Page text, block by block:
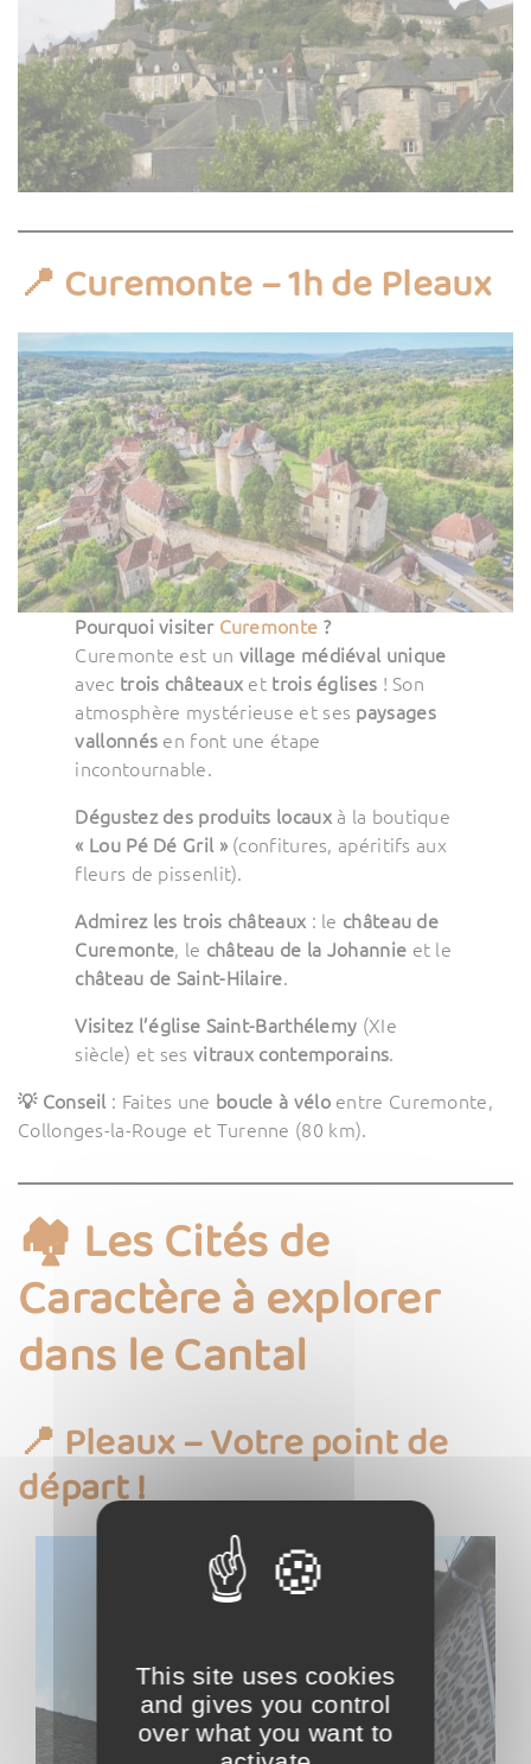
📍 Curemonte – 1h de Pleaux
Pourquoi visiter Curemonte ?
Curemonte est un village médiéval unique
avec trois châteaux et trois églises ! Son
atmosphère mystérieuse et ses paysages
vallonnés en font une étape
incontournable.
Dégustez des produits locauxà la boutique
« Lou Pé Dé Gril »(confitures, apéritifs aux
fleurs de pissenlit).
Admirez les trois châteaux : le château de
Curemonte, le château de la Johannie et le
château de Saint-Hilaire.
Visitez l’église Saint-Barthélemy (XIe
siècle) et ses vitraux contemporains.
💡 Conseil : Faites une boucle à véloentre Curemonte,
Collonges-la-Rouge et Turenne (80 km).
🏘️ Les Cités de
Caractère à explorer
dans le Cantal
📍 Pleaux – Votre point de
départ !
This site uses cookies
and gives you control
over what you want to